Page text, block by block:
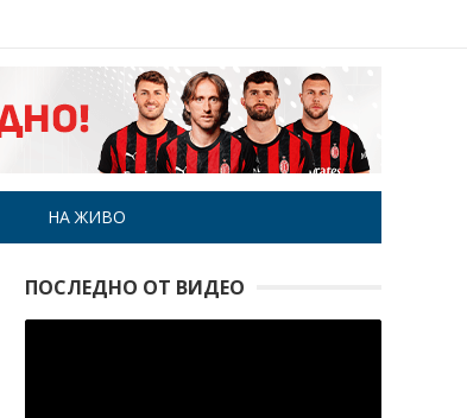
НА ЖИВО
ПОСЛЕДНО ОТ ВИДЕО